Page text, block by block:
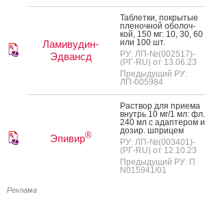
Ламивудин-
Эдвансд
Таб­летки, пок­ры­тые
пле­ноч­ной обо­лоч­
кой, 150 мг: 10, 30, 60
или 100 шт.
РУ: ЛП-№(002517)-
(РГ-RU) от 13.06.23
Предыдущий РУ:
ЛП-005984
Эпивир®
Рас­твор для при­ема
внутрь 10 мг/1 мл: фл.
240 мл с адап­те­ром и
до­зир. шпри­цем
РУ: ЛП-№(003401)-
(РГ-RU) от 12.10.23
Предыдущий РУ: П
N015941/01
Реклама